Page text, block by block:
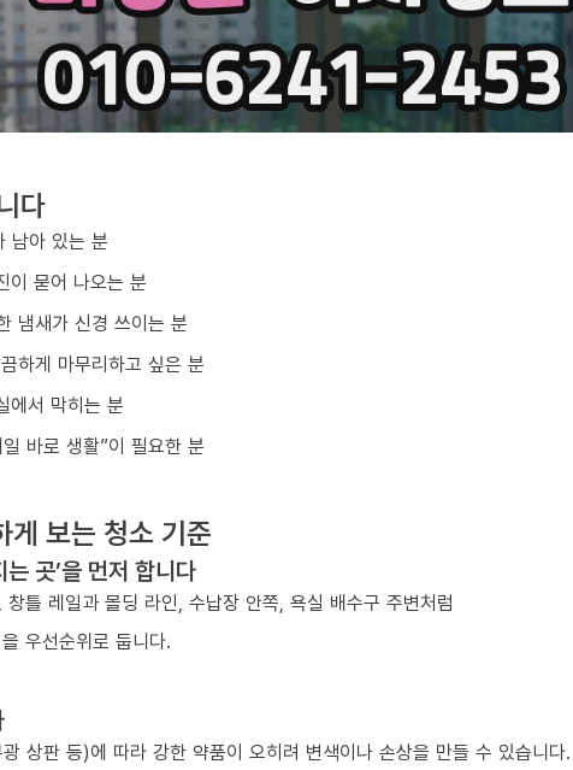
다
남아 있는 분
이 묻어 나오는 분
냄새가 신경 쓰이는 분
하게 마무리하고 싶은 분
에서 막히는 분
바로 생활”이 필요한 분
게 보는 청소 기준
는 곳’을 먼저 합니다
틀 레일과 몰딩 라인, 수납장 안쪽, 욕실 배수구 주변처럼
을 우선순위로 둡니다.
상판 등)에 따라 강한 약품이 오히려 변색이나 손상을 만들 수 있습니다.